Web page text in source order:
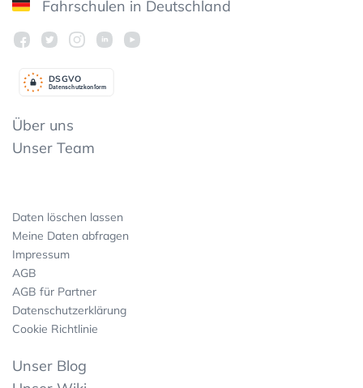
Fahrschulen in Deutschland
Datenschutzkonform
DSGVO
Über uns
Unser Team
Daten löschen lassen
Meine Daten abfragen
Impressum
AGB
AGB für Partner
Datenschutzerklärung
Cookie Richtlinie
Unser Blog